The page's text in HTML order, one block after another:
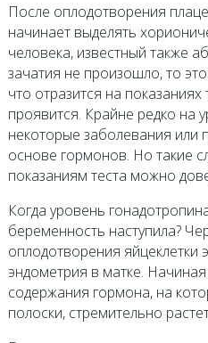
После оплодотворения
начинает выделять
человека, известный также
зачатия не произошло, то
что отразится на
проявится. Крайне редко на
некоторые заболевания или
основе гормонов. Но такие
показаниям теста можно
Когда уровень
беременность наступила?
оплодотворения яйцеклетки
эндометрия в матке.
содержания гормона, на
полоски, стремительно